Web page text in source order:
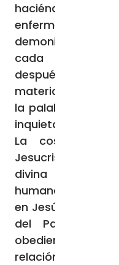
haciéndoles el
demonios, etc.).
cada día
después para
material era tan
la palabra del
inquietante,
La cosa más
Jesucristo era el
divina con la
humana.
en Jesús gracias
del Padre y su
obediencia con Él
relación con el